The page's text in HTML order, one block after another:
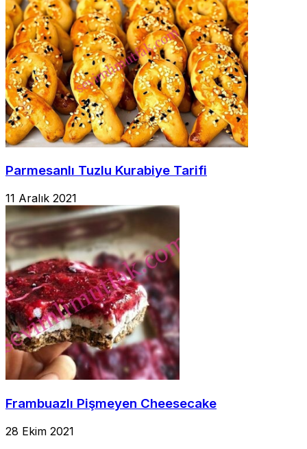
Parmesanlı Tuzlu Kurabiye Tarifi
11 Aralık 2021
Frambuazlı Pişmeyen Cheesecake
28 Ekim 2021